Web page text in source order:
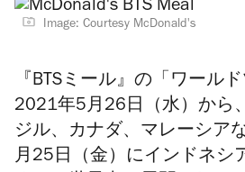
Image: Courtesy McDonald's
『BTSミール』の「ワール
2021年5月26日（水）から
ジル、カナダ、マレーシア
月25日（金）にインドネシ